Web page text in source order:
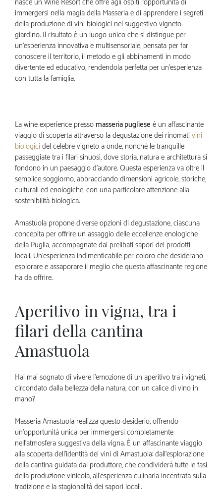
immergersi nella magia della Masseria e di apprendere i segreti
della produzione di vini biologici nel suggestivo vigneto-
giardino. Il risultato è un luogo unico che si distingue per
un’esperienza innovativa e multisensoriale, pensata per far
conoscere il territorio, il metodo e gli abbinamenti in modo
divertente ed educativo, rendendola perfetta per un’esperienza
con tutta la famiglia.
La wine experience presso masseria pugliese è un affascinante
viaggio di scoperta attraverso la degustazione dei rinomati vini
biologici del celebre vigneto a onde, nonché le tranquille
passeggiate tra i filari sinuosi, dove storia, natura e architettura si
fondono in un paesaggio d’autore. Questa esperienza va oltre il
semplice soggiorno, abbracciando dimensioni agricole, storiche,
culturali ed enologiche, con una particolare attenzione alla
sostenibilità biologica.
Amastuola propone diverse opzioni di degustazione, ciascuna
concepita per offrire un assaggio delle eccellenze enologiche
della Puglia, accompagnate dai prelibati sapori dei prodotti
locali. Un’esperienza indimenticabile per coloro che desiderano
esplorare e assaporare il meglio che questa affascinante regione
ha da offrire.
Aperitivo in vigna, tra i
filari della cantina
Amastuola
Hai mai sognato di vivere l’emozione di un aperitivo tra i vigneti,
circondato dalla bellezza della natura, con un calice di vino in
mano?
Masseria Amastuola realizza questo desiderio, offrendo
un’opportunità unica per immergersi completamente
nell’atmosfera suggestiva della vigna. È un affascinante viaggio
alla scoperta dell’identità dei vini di Amastuola: dall’esplorazione
della cantina guidata dal produttore, che condividerà tutte le fasi
della produzione vinicola, all’esperienza culinaria incentrata sulla
tradizione e la stagionalità dei sapori locali.